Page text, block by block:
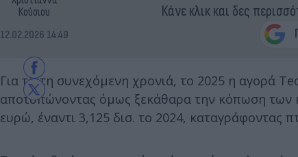
Κούσιου
12.02.2026 14:49
Κάνε κλικ και δες
Για τρίτη συνεχόμενη χρονιά, το 2025 η αγορά
αποτυπώνοντας όμως ξεκάθαρα την κόπωση των
ευρώ, έναντι 3,125 δισ. το 2024, καταγράφοντας